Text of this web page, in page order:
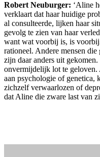
Robert Neuburger: ‘Aline
verklaart dat haar huidige
al consulteerde, lijken haar
gevolg te zien van haar
want wat voorbij is, is
rationeel. Andere mensen
zijn daar anders uit
onvermijdelijk lot te geloven.
aan psychologie of genetica,
zichzelf verwaarlozen of
dat Aline die zware last van